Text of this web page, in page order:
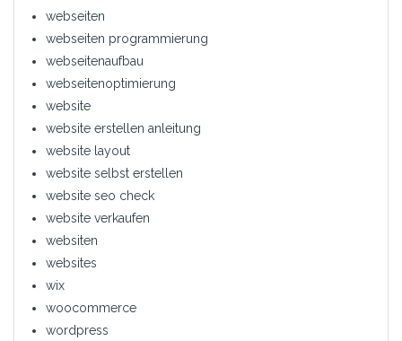
webseiten
webseiten programmierung
webseitenaufbau
webseitenoptimierung
website
website erstellen anleitung
website layout
website selbst erstellen
website seo check
website verkaufen
websiten
websites
wix
woocommerce
wordpress